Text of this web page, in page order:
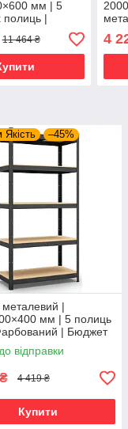
мм | 5
полиць |
| Атлант КС |
| збірний
складу та
11 464 ₴
150
для
4
Якість –45%
|
мм | 5 полиць
| Бюджет
полицю | збірний
складу та
відправки
₴ 4 419 ₴
Купити